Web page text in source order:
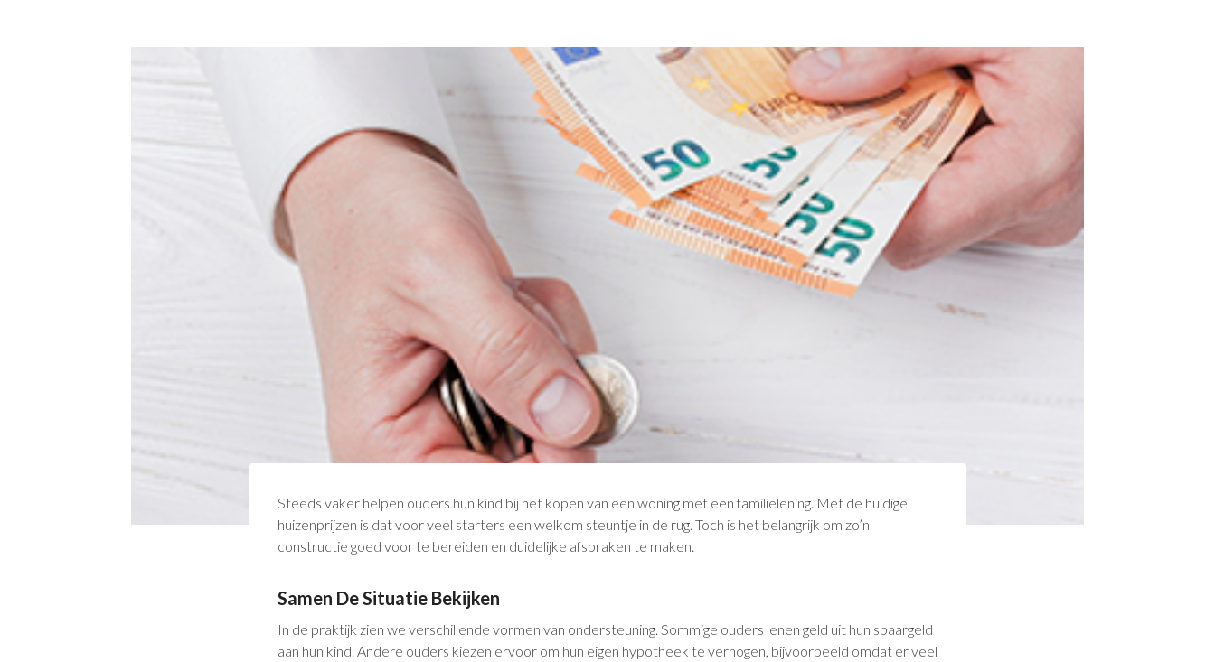
Steeds vaker helpen ouders hun kind bij het kopen van een woning met een familielening. Met de huidige
huizenprijzen is dat voor veel starters een welkom steuntje in de rug. Toch is het belangrijk om zo’n
constructie goed voor te bereiden en duidelijke afspraken te maken.
Samen De Situatie Bekijken
In de praktijk zien we verschillende vormen van ondersteuning. Sommige ouders lenen geld uit hun spaargeld
aan hun kind. Andere ouders kiezen ervoor om hun eigen hypotheek te verhogen, bijvoorbeeld omdat er veel